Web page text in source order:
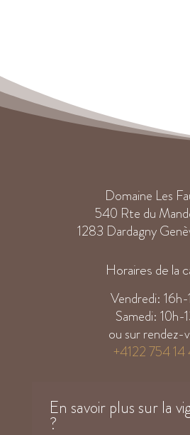
Domaine Les
540 Rte du
1283 Dardagny
Horaires de la
Vendredi:
Samedi: 10h-
ou sur rendez-
+4122 754 14
En savoir plus sur la
?